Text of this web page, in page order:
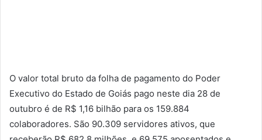
O valor total bruto da folha de pagamento do Poder
Executivo do Estado de Goiás pago neste dia 28 de
outubro é de R$ 1,16 bilhão para os 159.884
colaboradores. São 90.309 servidores ativos, que